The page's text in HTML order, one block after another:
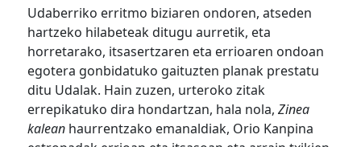
Udaberriko erritmo biziaren ondoren, atseden
hartzeko hilabeteak ditugu aurretik, eta
horretarako, itsasertzaren eta errioaren ondoan
egotera gonbidatuko gaituzten planak prestatu
ditu Udalak. Hain zuzen, urteroko zitak
errepikatuko dira hondartzan, hala nola, Zinea
kalean haurrentzako emanaldiak, Orio Kanpina